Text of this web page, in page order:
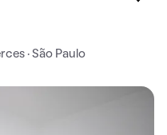
· São Paulo